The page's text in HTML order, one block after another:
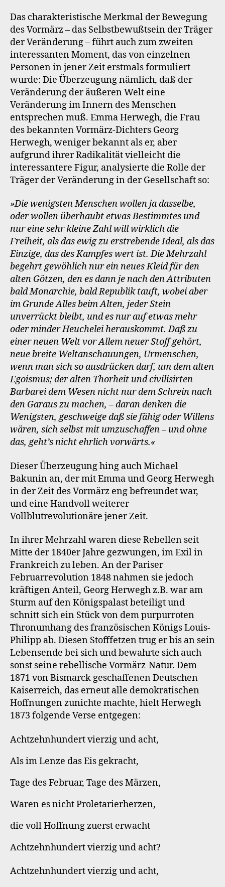
Das charakteristische Merkmal der Bewegung
des Vormärz – das Selbstbewußtsein der Träger
der Veränderung – führt auch zum zweiten
interessanten Moment, das von einzelnen
Personen in jener Zeit erstmals formuliert
wurde: Die Überzeugung nämlich, daß der
Veränderung der äußeren Welt eine
Veränderung im Innern des Menschen
entsprechen muß. Emma Herwegh, die Frau
des bekannten Vormärz-Dichters Georg
Herwegh, weniger bekannt als er, aber
aufgrund ihrer Radikalität vielleicht die
interessantere Figur, analysierte die Rolle der
Träger der Veränderung in der Gesellschaft so:
»Die wenigsten Menschen wollen ja dasselbe,
oder wollen überhaubt etwas Bestimmtes und
nur eine sehr kleine Zahl will wirklich die
Freiheit, als das ewig zu erstrebende Ideal, als das
Einzige, das des Kampfes wert ist. Die Mehrzahl
begehrt gewöhlich nur ein neues Kleid für den
alten Götzen, den es dann je nach den Attributen
bald Monarchie, bald Republik tauft, wobei aber
im Grunde Alles beim Alten, jeder Stein
unverrückt bleibt, und es nur auf etwas mehr
oder minder Heuchelei herauskommt. Daß zu
einer neuen Welt vor Allem neuer Stoff gehört,
neue breite Weltanschauungen, Urmenschen,
wenn man sich so ausdrücken darf, um dem alten
Egoismus; der alten Thorheit und civilisirten
Barbarei dem Wesen nicht nur dem Schrein nach
den Garaus zu machen, – daran denken die
Wenigsten, geschweige daß sie fähig oder Willens
wären, sich selbst mit umzuschaffen – und ohne
das, geht’s nicht ehrlich vorwärts.«
Dieser Überzeugung hing auch Michael
Bakunin an, der mit Emma und Georg Herwegh
in der Zeit des Vormärz eng befreundet war,
und eine Handvoll weiterer
Vollblutrevolutionäre jener Zeit.
In ihrer Mehrzahl waren diese Rebellen seit
Mitte der 1840er Jahre gezwungen, im Exil in
Frankreich zu leben. An der Pariser
Februarrevolution 1848 nahmen sie jedoch
kräftigen Anteil, Georg Herwegh z.B. war am
Sturm auf den Königspalast beteiligt und
schnitt sich ein Stück von dem purpurroten
Thronumhang des französischen Königs Louis-
Philipp ab. Diesen Stofffetzen trug er bis an sein
Lebensende bei sich und bewahrte sich auch
sonst seine rebellische Vormärz-Natur. Dem
1871 von Bismarck geschaffenen Deutschen
Kaiserreich, das erneut alle demokratischen
Hoffnungen zunichte machte, hielt Herwegh
1873 folgende Verse entgegen:
Achtzehnhundert vierzig und acht,
Als im Lenze das Eis gekracht,
Tage des Februar, Tage des Märzen,
Waren es nicht Proletarierherzen,
die voll Hoffnung zuerst erwacht
Achtzehnhundert vierzig und acht?
Achtzehnhundert vierzig und acht,